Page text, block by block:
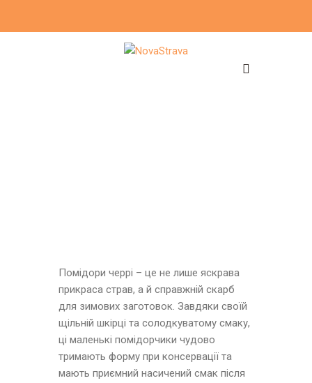
Помідори черрі – це не лише яскрава
прикраса страв, а й справжній скарб
для зимових заготовок. Завдяки своїй
щільній шкірці та солодкуватому смаку,
ці маленькі помідорчики чудово
тримають форму при консервації та
мають приємний насичений смак після